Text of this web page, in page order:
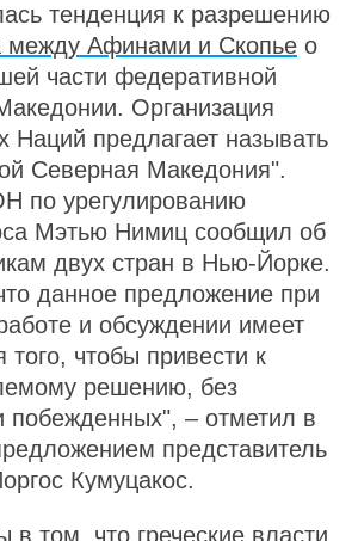
тенденция к разрешению
между Афинами и Скопье о
части федеративной
Организация
Наций предлагает называть
Северная Македония".
по урегулированию
Мэтью Нимиц сообщил об
двух стран в Нью-Йорке.
данное предложение при
и обсуждении имеет
того, чтобы привести к
решению, без
побежденных", – отметил в
представитель
Кумуцакос.
в том, что греческие власти